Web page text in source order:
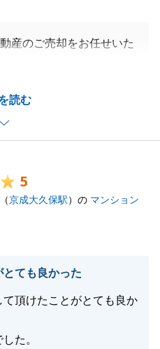
読む
産のご売却をお任せいた
ました。
く取引となり、大変嬉し
さいませ。
申し上げます。
5
（京成大久保駅）の マンション
ても良かった
頂けたことがとても良か
た。